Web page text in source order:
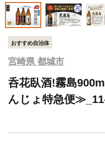
おすすめ自治体
宮崎県 都城市
呑花臥酒!霧島
んじょ特急便